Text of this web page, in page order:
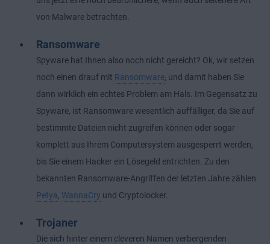
von Malware betrachten.
Ransomware
Spyware hat Ihnen also noch nicht gereicht? Ok, wir setzen
noch einen drauf mit Ransomware , und damit haben Sie
dann wirklich ein echtes Problem am Hals. Im Gegensatz zu
Spyware, ist Ransomware wesentlich auffälliger, da Sie auf
bestimmte Dateien nicht zugreifen können oder sogar
komplett aus Ihrem Computersystem ausgesperrt werden,
bis Sie einem Hacker ein Lösegeld entrichten. Zu den
bekannten Ransomware-Angriffen der letzten Jahre zählen
Petya WannaCry und Cryptolocker.
Trojaner
Die sich hinter einem cleveren Namen verbergenden